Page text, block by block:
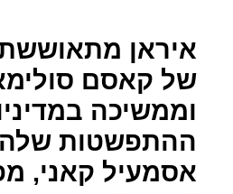
איראן מתאוששת
של קאסם
וממשיכה
ההתפשטות
אסמעיל קאני,